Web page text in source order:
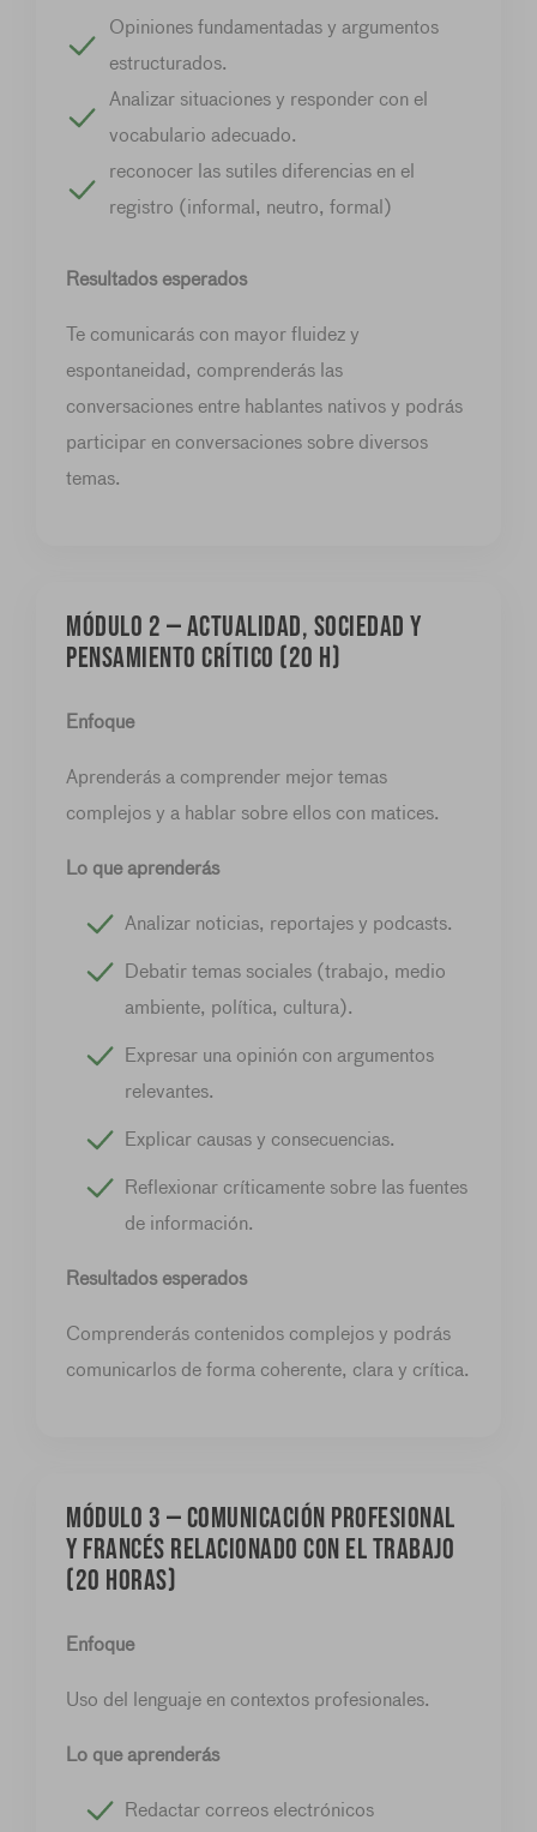
Opiniones fundamentadas y argumentos
estructurados.
Analizar situaciones y responder con el
vocabulario adecuado.
reconocer las sutiles diferencias en el
registro (informal, neutro, formal)
Resultados esperados
Te comunicarás con mayor fluidez y
espontaneidad, comprenderás las
conversaciones entre hablantes nativos y podrás
participar en conversaciones sobre diversos
temas.
MÓDULO 2 — Actualidad, sociedad y
pensamiento crítico (20 h)
Enfoque
Aprenderás a comprender mejor temas
complejos y a hablar sobre ellos con matices.
Lo que aprenderás
Analizar noticias, reportajes y podcasts.
Debatir temas sociales (trabajo, medio
ambiente, política, cultura).
Expresar una opinión con argumentos
relevantes.
Explicar causas y consecuencias.
Reflexionar críticamente sobre las fuentes
de información.
Resultados esperados
Comprenderás contenidos complejos y podrás
comunicarlos de forma coherente, clara y crítica.
MÓDULO 3 — Comunicación profesional
y francés relacionado con el trabajo
(20 horas)
Enfoque
Uso del lenguaje en contextos profesionales.
Lo que aprenderás
Redactar correos electrónicos